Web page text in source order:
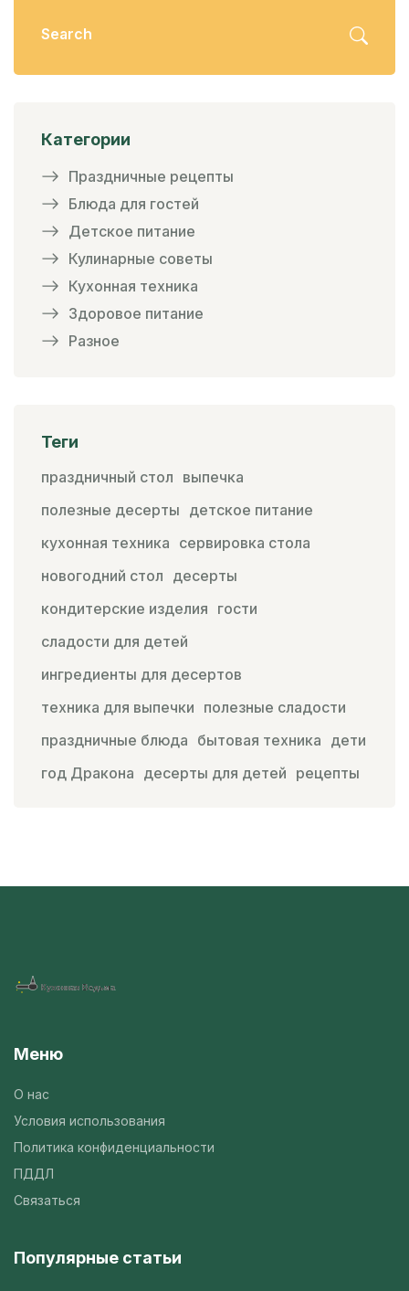
Категории
Праздничные рецепты
Блюда для гостей
Детское питание
Кулинарные советы
Кухонная техника
Здоровое питание
Разное
Теги
праздничный стол выпечка
полезные десерты детское питание
кухонная техника сервировка стола
новогодний стол десерты
кондитерские изделия гости
сладости для детей
ингредиенты для десертов
техника для выпечки полезные сладости
праздничные блюда бытовая техника дети
год Дракона десерты для детей рецепты
Меню
О нас
Условия использования
Политика конфиденциальности
ПДДЛ
Связаться
Популярные статьи